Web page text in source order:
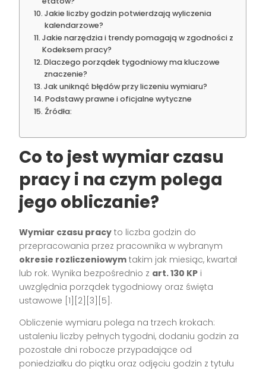
Jakie liczby godzin potwierdzają wyliczenia
kalendarzowe?
Jakie narzędzia i trendy pomagają w zgodności z
Kodeksem pracy?
Dlaczego porządek tygodniowy ma kluczowe
znaczenie?
Jak uniknąć błędów przy liczeniu wymiaru?
Podstawy prawne i oficjalne wytyczne
Źródła:
Co to jest wymiar czasu
pracy i na czym polega
jego obliczanie?
Wymiar czasu pracy to liczba godzin do
przepracowania przez pracownika w wybranym
okresie rozliczeniowym takim jak miesiąc, kwartał
lub rok. Wynika bezpośrednio z art. 130 KP i
uwzględnia porządek tygodniowy oraz święta
ustawowe [1][2][3][5].
Obliczenie wymiaru polega na trzech krokach:
ustaleniu liczby pełnych tygodni, dodaniu godzin za
pozostałe dni robocze przypadające od
poniedziałku do piątku oraz odjęciu godzin z tytułu